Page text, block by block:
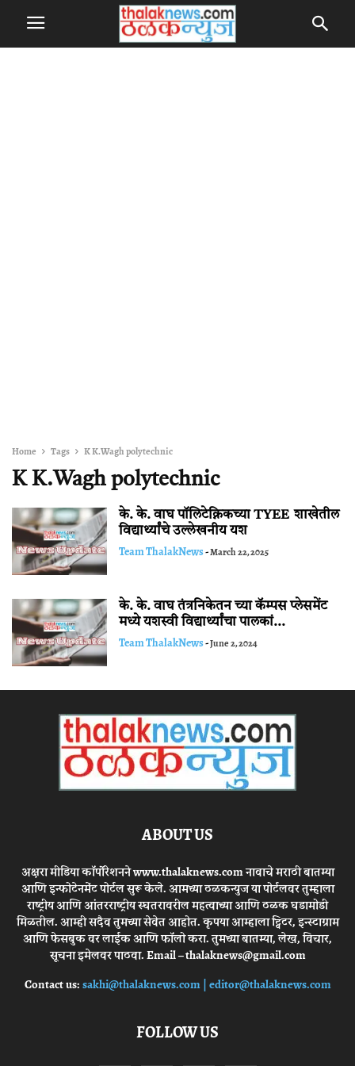
Home Tags K K.Wagh polytechnic
K K.Wagh polytechnic
के. के. वाघ पॉलिटेक्निकच्या TYEE शाखेतील
विद्यार्थ्यांचे उल्लेखनीय यश
Team ThalakNews-March 22, 2025
के. के. वाघ तंत्रनिकेतन च्या कॅम्पस प्लेसमेंट
मध्ये यशस्वी विद्यार्थ्यांचा पालकां...
Team ThalakNews-June 2, 2024
ABOUT US
अक्षरा मीडिया कॉर्पोरेशनने www.thalaknews.com नावाचे मराठी बातम्या
आणि इन्फोटेनमेंट पोर्टल सुरू केले. आमच्या ठळकन्युज या पोर्टलवर तुम्हाला
राष्ट्रीय आणि आंतरराष्ट्रीय स्घतरावरील महत्वाच्या आणि ठळक घडामोडी
मिळतील. आम्ही सदैव तुमच्या सेवेत आहोत. कृपया आम्हाला ट्विटर, इन्स्टाग्राम
आणि फेसबुक वर लाईक आणि फॉलो करा. तुमच्या बातम्या, लेख, विचार,
सूचना इमेलवर पाठवा. Email – thalaknews@gmail.com
Contact us:sakhi@thalaknews.com | editor@thalaknews.com
FOLLOW US